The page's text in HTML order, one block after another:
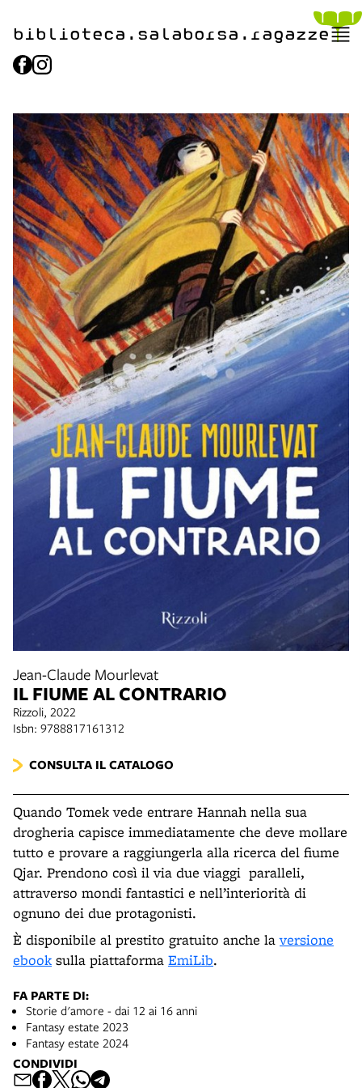
biblioteca.​salaborsa.ragazze
Jean-Claude Mourlevat
IL FIUME AL CONTRARIO
Rizzoli, 2022
Isbn: 9788817161312
CONSULTA IL CATALOGO
Quando Tomek vede entrare Hannah nella sua
drogheria capisce immediatamente che deve mollare
tutto e provare a raggiungerla alla ricerca del fiume
Qjar. Prendono così il via due viaggi paralleli,
attraverso mondi fantastici e nell’interiorità di
ognuno dei due protagonisti.
È disponibile al prestito gratuito anche laversione
ebook sulla piattaforma EmiLib.
FA PARTE DI:
Storie d'amore - dai 12 ai 16 anni
Fantasy estate 2023
Fantasy estate 2024
CONDIVIDI